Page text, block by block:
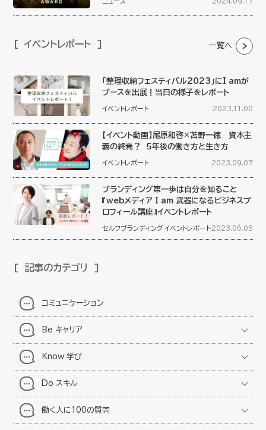
イベントレポート 一覧へ
「整理収納フェスティバル2023」にI amが
ブースを出展！当日の様子をレポート
イベントレポート 2023.11.08
【イベント動画】尾原和啓×苫野一徳 資本主
義の終焉？ ５年後の働き方と生き方
イベントレポート 2023.09.07
ブランディング第一歩は自分を知ること
『webメディア I am 武器になるビジネスプ
ロフィール講座』イベントレポート
セルフブランディング イベントレポート 2023.06.05
記事のカテゴリ
コミュニケーション
Be キャリア
Know 学び
Do スキル
働く人に100の質問